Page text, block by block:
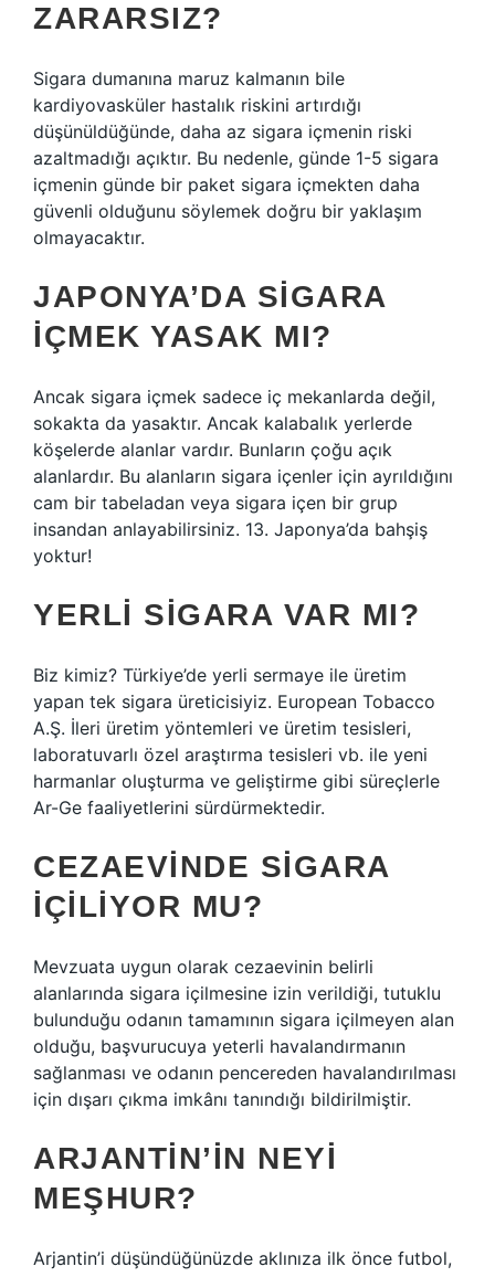
ZARARSIZ?
Sigara dumanına maruz kalmanın bile
kardiyovasküler hastalık riskini artırdığı
düşünüldüğünde, daha az sigara içmenin riski
azaltmadığı açıktır. Bu nedenle, günde 1-5 sigara
içmenin günde bir paket sigara içmekten daha
güvenli olduğunu söylemek doğru bir yaklaşım
olmayacaktır.
JAPONYA’DA SIGARA
IÇMEK YASAK MI?
Ancak sigara içmek sadece iç mekanlarda değil,
sokakta da yasaktır. Ancak kalabalık yerlerde
köşelerde alanlar vardır. Bunların çoğu açık
alanlardır. Bu alanların sigara içenler için ayrıldığını
cam bir tabeladan veya sigara içen bir grup
insandan anlayabilirsiniz. 13. Japonya’da bahşiş
yoktur!
YERLI SIGARA VAR MI?
Biz kimiz? Türkiye’de yerli sermaye ile üretim
yapan tek sigara üreticisiyiz. European Tobacco
A.Ş. İleri üretim yöntemleri ve üretim tesisleri,
laboratuvarlı özel araştırma tesisleri vb. ile yeni
harmanlar oluşturma ve geliştirme gibi süreçlerle
Ar-Ge faaliyetlerini sürdürmektedir.
CEZAEVINDE SIGARA
IÇILIYOR MU?
Mevzuata uygun olarak cezaevinin belirli
alanlarında sigara içilmesine izin verildiği, tutuklu
bulunduğu odanın tamamının sigara içilmeyen alan
olduğu, başvurucuya yeterli havalandırmanın
sağlanması ve odanın pencereden havalandırılması
için dışarı çıkma imkânı tanındığı bildirilmiştir.
ARJANTIN’IN NEYI
MEŞHUR?
Arjantin’i düşündüğünüzde aklınıza ilk önce futbol, ​​